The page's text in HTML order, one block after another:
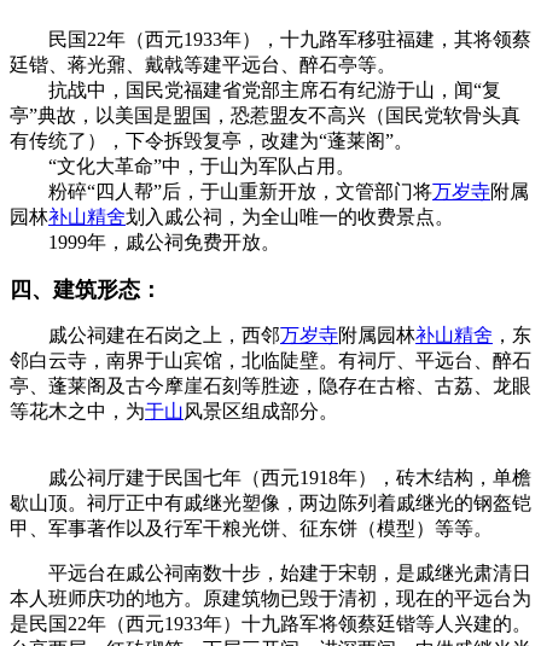
民国22年（西元1933年），十九路军移驻福建，其将领蔡
廷锴、蒋光鼐、戴戟等建平远台、醉石亭等。
抗战中，国民党福建省党部主席石有纪游于山，闻“复
亭”典故，以美国是盟国，恐惹盟友不高兴（国民党软骨头真
有传统了），下令拆毁复亭，改建为“蓬莱阁”。
“文化大革命”中，于山为军队占用。
粉碎“四人帮”后，于山重新开放，文管部门将万岁寺附属
园林补山精舍划入 戚公祠 ，为全山唯一的收费景点。
1999年，戚公祠免费开放。
四、建筑形态：
戚公祠建在石岗之上，西邻万岁寺附属园林补山精舍 ，东
邻白云寺，南界于山宾馆，北临陡壁。有祠厅、平远台、醉石
亭、蓬莱阁及古今摩崖石刻等胜迹，隐存在古榕、古荔、龙眼
等花木之中，为于山风景区组成部分。
戚公祠厅建于民国七年（西元1918年），砖木结构，单檐
歇山顶。祠厅正中有戚继光塑像，两边陈列着戚继光的钢盔铠
甲、军事著作以及行军干粮光饼、征东饼（模型）等等。
平远台在戚公祠南数十步，始建于宋朝，是戚继光肃清日
本人班师庆功的地方。原建筑物已毁于清初，现在的平远台为
是民国22年（西元1933年）十九路军将领蔡廷锴等人兴建的。